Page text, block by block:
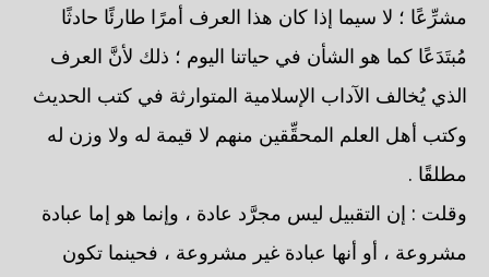
مشرِّعًا ؛ لا سيما إذا كان هذا العرف أمرًا طارئًا حادثًا
مُبتَدَعًا كما هو الشأن في حياتنا اليوم ؛ ذلك لأنَّ العرف
الذي يُخالف الآداب الإسلامية المتوارثة في كتب الحديث
وكتب أهل العلم المحقِّقين منهم لا قيمة له ولا وزن له
مطلقًا .
وقلت : إن التقبيل ليس مجرَّد عادة ، وإنما هو إما عبادة
مشروعة ، أو أنها عبادة غير مشروعة ، فحينما تكون